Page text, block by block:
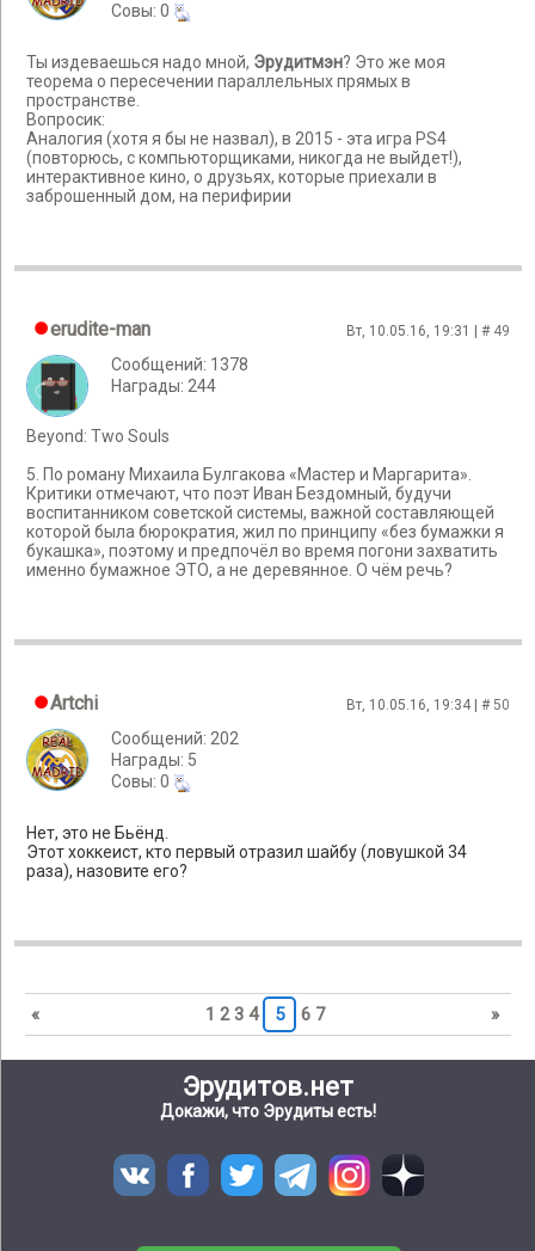
Cовы: 0
Ты издеваешься надо мной, Эрудитмэн? Это же моя
теорема о пересечении параллельных прямых в
пространстве.
Вопросик:
Аналогия (хотя я бы не назвал), в 2015 - эта игра PS4
(повторюсь, с компьюторщиками, никогда не выйдет!),
интерактивное кино, о друзьях, которые приехали в
заброшенный дом, на перифирии
erudite-man Вт, 10.05.16, 19:31 | # 49
Сообщений: 1378
Награды: 244
Beyond: Two Souls
5. По роману Михаила Булгакова «Мастер и Маргарита».
Критики отмечают, что поэт Иван Бездомный, будучи
воспитанником советской системы, важной составляющей
которой была бюрократия, жил по принципу «без бумажки я
букашка», поэтому и предпочёл во время погони захватить
именно бумажное ЭТО, а не деревянное. О чём речь?
Artchi Вт, 10.05.16, 19:34 | #50
Сообщений: 202
Награды: 5
Cовы: 0
Нет, это не Бьёнд.
Этот хоккеист, кто первый отразил шайбу (ловушкой 34
раза), назовите его?
« 1 2 3 4 5 6 7 »
Эрудитов.нет
Докажи, что Эрудиты есть!